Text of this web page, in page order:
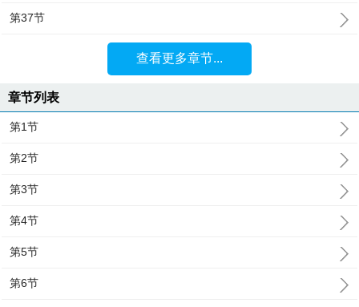
第37节
查看更多章节...
章节列表
第1节
第2节
第3节
第4节
第5节
第6节